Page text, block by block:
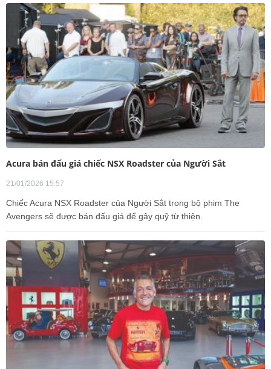
Acura bán đấu giá chiếc NSX Roadster của Người Sắt
21/01/2026 15:57
Chiếc Acura NSX Roadster của Người Sắt trong bộ phim The
Avengers sẽ được bán đấu giá để gây quỹ từ thiện.